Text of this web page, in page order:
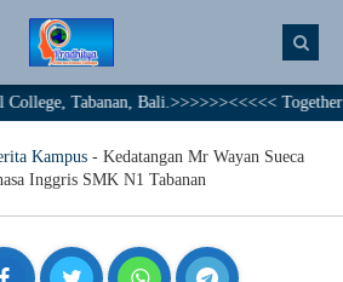
Bali.>>>>>><<<<< Together We
Kampus- Kedatangan Mr Wayan Sueca
Inggris SMK N1 Tabanan